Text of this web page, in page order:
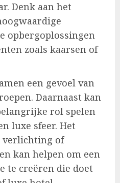
Denk aan het
opbergoplossingen
zoals kaarsen of
een gevoel van
Daarnaast kan
rol spelen
luxe sfeer. Het
verlichting of
kan helpen om een
te creëren die doet